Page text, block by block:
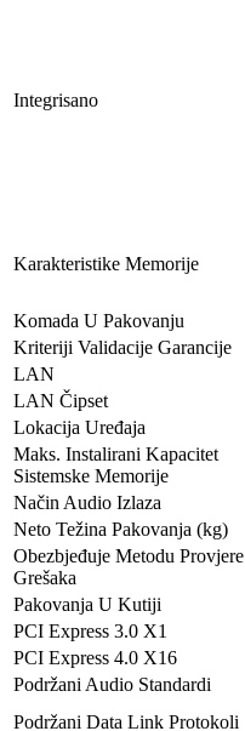
Integrisano
Karakteristike Memorije
Komada U Pakovanju
Kriteriji Validacije Garancije
LAN
LAN Čipset
Lokacija Uređaja
Maks. Instalirani Kapacitet
Sistemske Memorije
Način Audio Izlaza
Neto Težina Pakovanja (kg)
Obezbjeđuje Metodu Provjere
Grešaka
Pakovanja U Kutiji
PCI Express 3.0 X1
PCI Express 4.0 X16
Podržani Audio Standardi
Podržani Data Link Protokoli